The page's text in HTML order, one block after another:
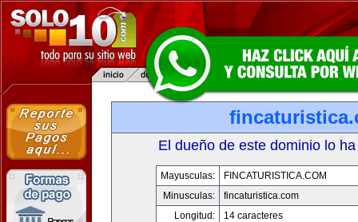
El dueño de este dominio lo
Mayusculas:
FINCATURISTICA.COM
Minusculas:
fincaturistica.com
Longitud:
14 caracteres